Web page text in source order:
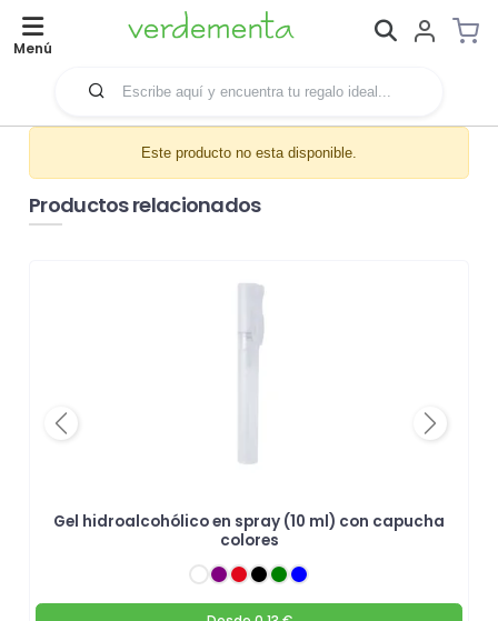
Menú
Este producto no esta disponible.
Productos relacionados
Gel hidroalcohólico en spray (10 ml) con capucha
colores
Previous Next